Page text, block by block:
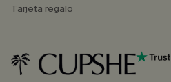
Tarjeta regalo